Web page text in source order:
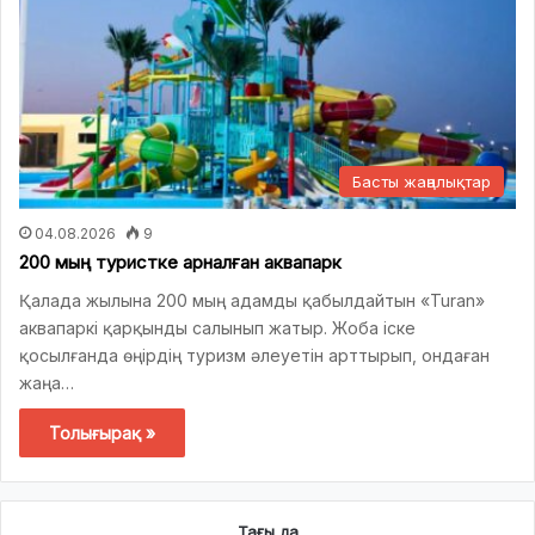
Басты жаңалықтар
04.08.2026 9
200 мың туристке арналған аквапарк
Қалада жылына 200 мың адамды қабылдайтын «Turan»
аквапаркі қарқынды салынып жатыр. Жоба іске
қосылғанда өңірдің туризм әлеуетін арттырып, ондаған
жаңа…
Толығырақ »
Тағы да